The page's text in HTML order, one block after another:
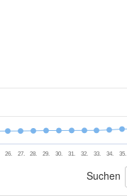
26. 27. 28. 29. 30. 31. 32. 33. 34. 35.
Suchen